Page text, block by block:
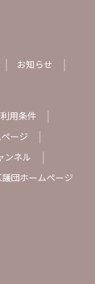
お知らせ
用条件
ージ
ンネル
団ホームページ